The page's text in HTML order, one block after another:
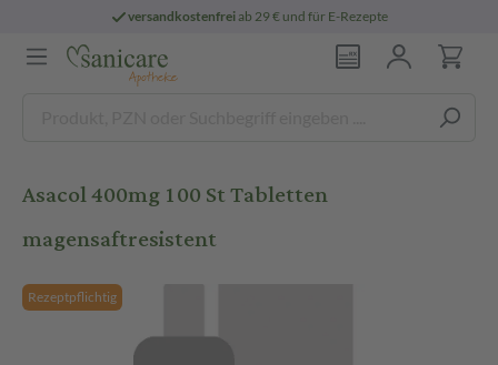
versandkostenfreiab 29 € und für E-Rezepte
Asacol 400mg 100 St Tabletten
magensaftresistent
Rezeptpflichtig